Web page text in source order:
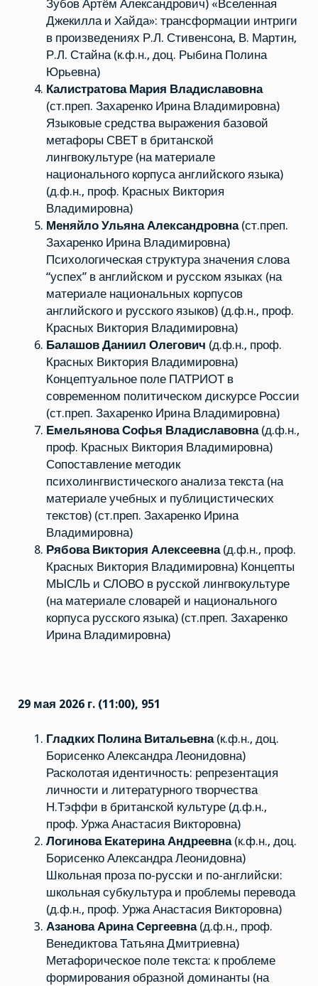
Зубов Артём Александрович) «Вселенная
Джекилла и Хайда»: трансформации интриги
в произведениях Р.Л. Стивенсона, В. Мартин,
Р.Л. Стайна (к.ф.н., доц. Рыбина Полина
Юрьевна)
Калистратова Мария Владиславовна
(ст.преп. Захаренко Ирина Владимировна)
Языковые средства выражения базовой
метафоры СВЕТ в британской
лингвокультуре (на материале
национального корпуса английского языка)
(д.ф.н., проф. Красных Виктория
Владимировна)
Меняйло Ульяна Александровна(ст.преп.
Захаренко Ирина Владимировна)
Психологическая структура значения слова
“успех” в английском и русском языках (на
материале национальных корпусов
английского и русского языков) (д.ф.н., проф.
Красных Виктория Владимировна)
Балашов Даниил Олегович (д.ф.н., проф.
Красных Виктория Владимировна)
Концептуальное поле ПАТРИОТ в
современном политическом дискурсе России
(ст.преп. Захаренко Ирина Владимировна)
Емельянова Софья Владиславовна(д.ф.н.,
проф. Красных Виктория Владимировна)
Сопоставление методик
психолингвистического анализа текста (на
материале учебных и публицистических
текстов) (ст.преп. Захаренко Ирина
Владимировна)
Рябова Виктория Алексеевна(д.ф.н., проф.
Красных Виктория Владимировна) Концепты
МЫСЛЬ и СЛОВО в русской лингвокультуре
(на материале словарей и национального
корпуса русского языка) (ст.преп. Захаренко
Ирина Владимировна)
29 мая 2026 г. (11:00), 951
Гладких Полина Витальевна(к.ф.н., доц.
Борисенко Александра Леонидовна)
Расколотая идентичность: репрезентация
личности и литературного творчества
Н.Тэффи в британской культуре (д.ф.н.,
проф. Уржа Анастасия Викторовна)
Логинова Екатерина Андреевна(к.ф.н., доц.
Борисенко Александра Леонидовна)
Школьная проза по-русски и по-английски:
школьная субкультура и проблемы перевода
(д.ф.н., проф. Уржа Анастасия Викторовна)
Азанова Арина Сергеевна(д.ф.н., проф.
Венедиктова Татьяна Дмитриевна)
Метафорическое поле текста: к проблеме
формирования образной доминанты (на